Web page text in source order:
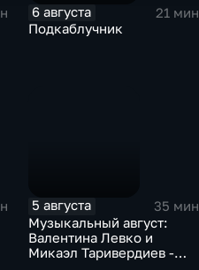
6 августа
21 мин
Подкаблучник
5 августа
35 мин
Музыкальный август:
Валентина Левко и
Микаэл Таривердиев -